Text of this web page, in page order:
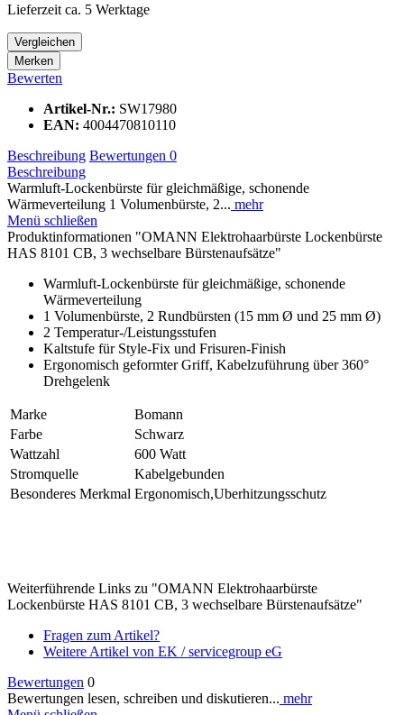
Lieferzeit ca. 5 Werktage
Vergleichen
Merken
Bewerten
Artikel-Nr.: SW17980
EAN: 4004470810110
Beschreibung Bewertungen 0
Beschreibung
Warmluft-Lockenbürste für gleichmäßige, schonende
Wärmeverteilung 1 Volumenbürste, 2... mehr
Menü schließen
Produktinformationen "OMANN Elektrohaarbürste Lockenbürste
HAS 8101 CB, 3 wechselbare Bürstenaufsätze"
Warmluft-Lockenbürste für gleichmäßige, schonende
Wärmeverteilung
1 Volumenbürste, 2 Rundbürsten (15 mm Ø und 25 mm Ø)
2 Temperatur-/Leistungsstufen
Kaltstufe für Style-Fix und Frisuren-Finish
Ergonomisch geformter Griff, Kabelzuführung über 360°
Drehgelenk
Marke
Bomann
Farbe
Schwarz
Wattzahl
600 Watt
Stromquelle
Kabelgebunden
Besonderes Merkmal Ergonomisch,Uberhitzungsschutz
Weiterführende Links zu "OMANN Elektrohaarbürste
Lockenbürste HAS 8101 CB, 3 wechselbare Bürstenaufsätze"
Fragen zum Artikel?
Weitere Artikel von EK / servicegroup eG
Bewertungen 0
Bewertungen lesen, schreiben und diskutieren... mehr